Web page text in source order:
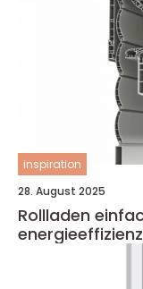
inspiration
28. August 2025
Rollladen
energieeffizienz